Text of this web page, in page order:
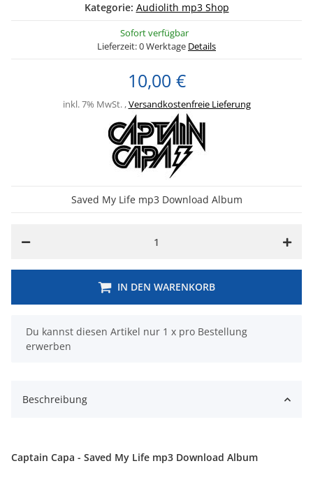
Kategorie: Audiolith mp3 Shop
Sofort verfügbar
Lieferzeit:0 Werktage Details
10,00 €
inkl. 7% MwSt. ,Versandkostenfreie Lieferung
Saved My Life mp3 Download Album
IN DEN WARENKORB
x
Du kannst diesen Artikel nur 1 x pro Bestellung
erwerben
Beschreibung
Captain Capa - Saved My Life mp3 Download Album